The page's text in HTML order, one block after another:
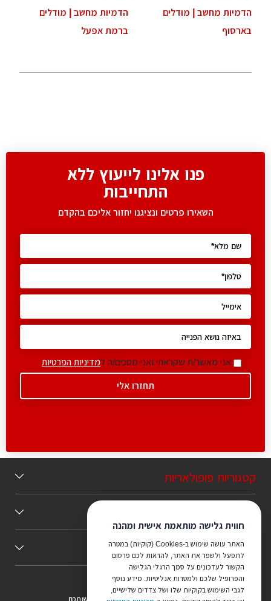
הדמיות מחשב | מודלים
בארסוף
הדמיות מחשב | מודלים
ברמת אפעל
פנו אלינו לייעוץ ללא
התחייבות
השאירו פרטים ונציגנו יחזור אליכם בהקדם
אני מאשר/ת שקראתי ואני מסכים/ה למדיניות הפרטיות
חווית גלישה מותאמת אישית ומהנה
האתר עושה שימוש ב-Cookies (קוקיות) במטרה
לתפעל ולשפר את האתר, להראות לכם פרסום
הקשור לעדכונים על סמך הרגלי הגלישה
והפרופיל שלכם ולמטרות אנליטיות. מידע נוסף
לגבי השימוש בקוקיות שלו ושל צדדים שלישיים,
קטגוריות פופולאריות
כללי
צריכים ייעוץ מהמקצוענים שלנו? נשמח לעמוד לרשותכם